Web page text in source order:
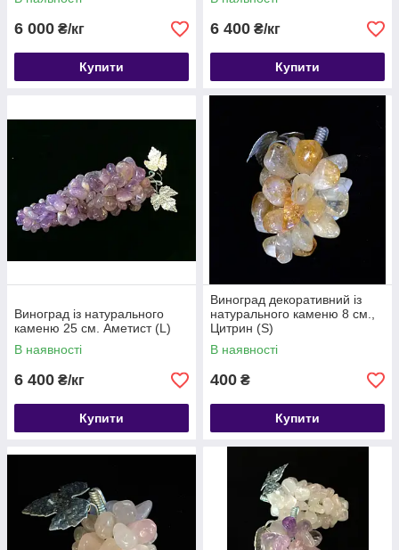
6 000 ₴/кг
Купити
6 400 ₴/кг
Купити
Виноград із натурального
каменю 25 см. Аметист (L)
В наявності
6 400 ₴/кг
Купити
Виноград декоративний із
натурального каменю 8 см.,
Цитрин (S)
В наявності
400 ₴
Купити